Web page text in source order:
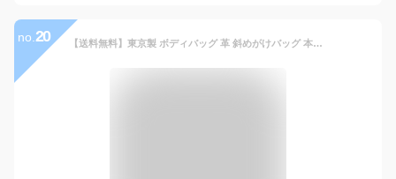
no. 20 【送料無料】東京製 ボディバッグ 革 斜めがけバッグ 本革 革 コーデュラ 異素材ミックス 日本製 軽量設計 メンズ 男性 通勤 肩掛け かっこいい おしゃれ 軽い 帰省 旅行 行楽 ギフト ラッピング 誕生日 プレゼント 春夏 新学期 新生活 40代 父の日